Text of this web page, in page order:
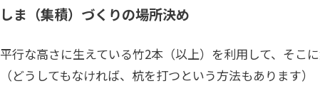
しま（集積）づくりの場所決め
平行な高さに生えている竹2本（以上）を利用して、そこに
（どうしてもなければ、杭を打つという方法もあります）